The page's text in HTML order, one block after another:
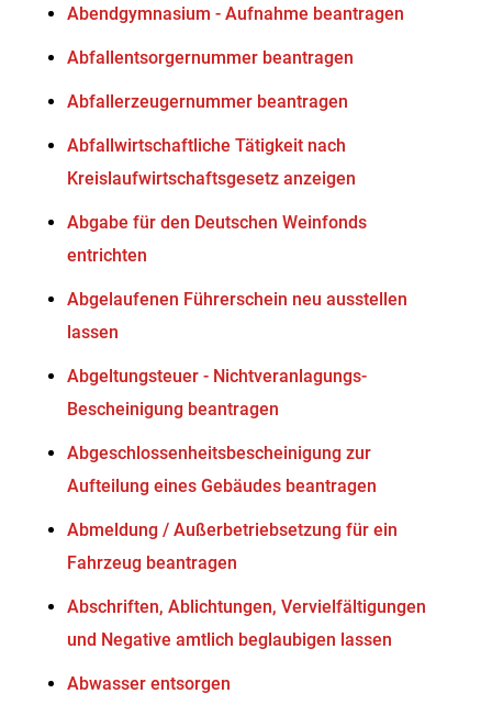
Abendgymnasium - Aufnahme beantragen
Abfallentsorgernummer beantragen
Abfallerzeugernummer beantragen
Abfallwirtschaftliche Tätigkeit nach
Kreislaufwirtschaftsgesetz anzeigen
Abgabe für den Deutschen Weinfonds
entrichten
Abgelaufenen Führerschein neu ausstellen
lassen
Abgeltungsteuer - Nichtveranlagungs-
Bescheinigung beantragen
Abgeschlossenheitsbescheinigung zur
Aufteilung eines Gebäudes beantragen
Abmeldung / Außerbetriebsetzung für ein
Fahrzeug beantragen
Abschriften, Ablichtungen, Vervielfältigungen
und Negative amtlich beglaubigen lassen
Abwasser entsorgen